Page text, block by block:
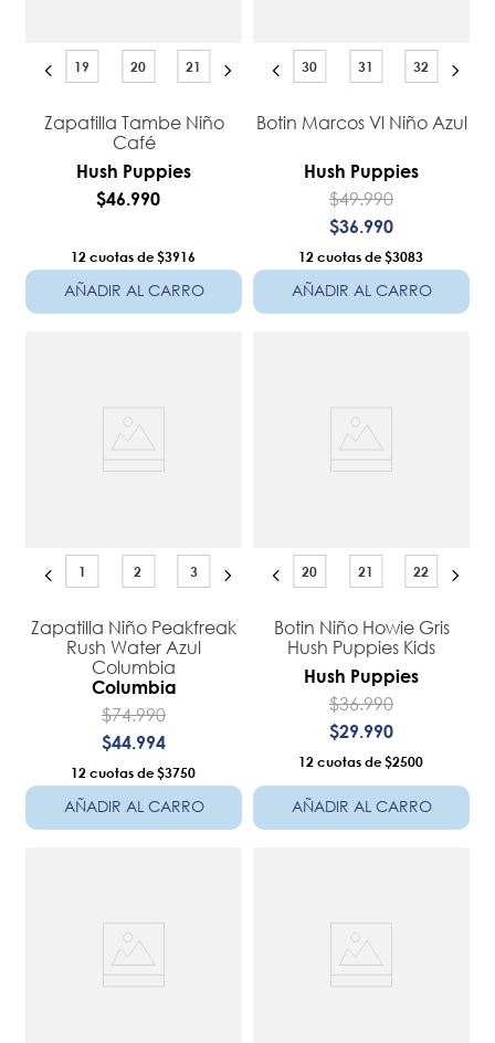
19 20 21
Zapatilla Tambe Niño
Café
Hush Puppies
$46.990
12 $3916
AÑADIR AL CARRO
30 31 32
Botin Marcos Vl Niño Azul
Hush Puppies
$49.990
$36.990
12 $3083
AÑADIR AL CARRO
1 2 3
Zapatilla Niño Peakfreak
Rush Water Azul
Columbia
Columbia
$74.990
$44.994
12 $3750
AÑADIR AL CARRO
20 21 22
Botin Niño Howie Gris
Hush Puppies Kids
Hush Puppies
$36.990
$29.990
12 $2500
AÑADIR AL CARRO